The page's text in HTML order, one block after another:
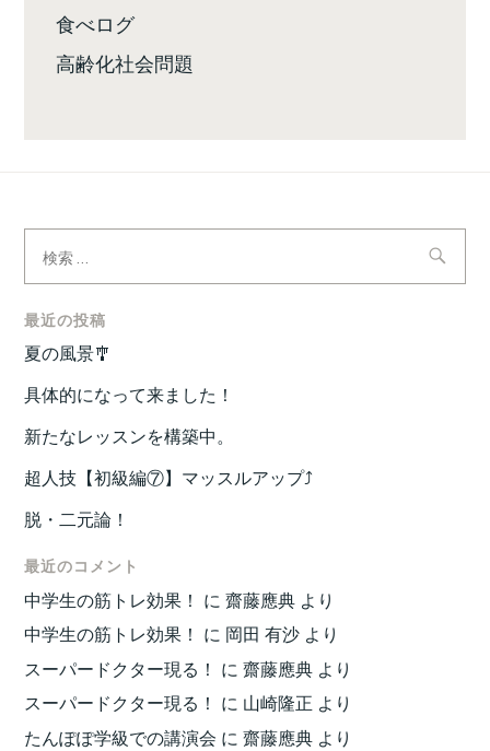
食べログ
高齢化社会問題
索:
最近の投稿
夏の風景🎐
具体的になって来ました！
新たなレッスンを構築中。
超人技【初級編⑦】マッスルアップ⤴️
脱・二元論！
最近のコメント
中学生の筋トレ効果！ に齋藤應典 より
中学生の筋トレ効果！ に 岡田 有沙 より
スーパードクター現る！ に齋藤應典 より
スーパードクター現る！ に 山崎隆正 より
たんぽぽ学級での講演会 に齋藤應典 より